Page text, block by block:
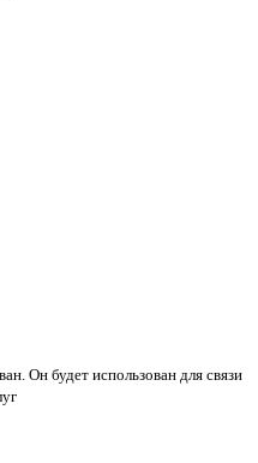
Он будет использован для связи